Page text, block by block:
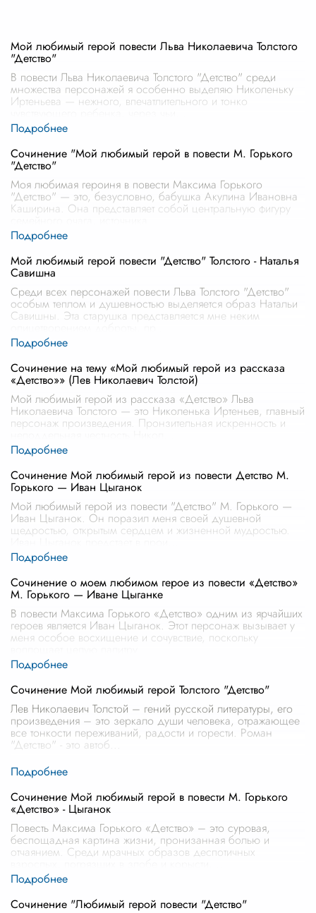
Мой любимый герой повести Льва Николаевича Толстого
"Детство"
В повести Льва Николаевича Толстого "Детство" среди
множества персонажей я особенно выделяю Николеньку
Иртеньева — нежного, впечатлительного и тонко
Сочинение "Мой любимый герой в повести М. Горького
"Детство"
Моя любимая героиня в повести Максима Горького
"Детство" — это, безусловно, бабушка Акулина Ивановна
Каширина. Она представляет собой центральную фигуру
Мой любимый герой повести "Детство" Толстого - Наталья
Савишна
Среди всех персонажей повести Льва Толстого "Детство"
особым теплом и душевностью выделяется образ Натальи
Савишны. Эта старушка представляется мне неким
Сочинение на тему «Мой любимый герой из рассказа
«Детство»» (Лев Николаевич Толстой)
Мой любимый герой из рассказа «Детство» Льва
Николаевича Толстого — это Николенька Иртеньев, главный
персонаж произведения. Пронзительная искренность и
Сочинение Мой любимый герой из повести Детство М.
Горького — Иван Цыганок
Мой любимый герой из повести "Детство" М. Горького —
Иван Цыганок. Он поразил меня своей душевной
щедростью, открытым сердцем и жизненной мудростью.
Сочинение о моем любимом герое из повести «Детство»
М. Горького — Иване Цыганке
В повести Максима Горького «Детство» одним из ярчайших
героев является Иван Цыганок. Этот персонаж вызывает у
меня особое восхищение и сочувствие, поскольку
Сочинение Мой любимый герой Толстого "Детство"
Лев Николаевич Толстой – гений русской литературы, его
произведения – это зеркало души человека, отражающее
все тонкости переживаний, радости и горести. Роман
"Детство" - это автоб
Сочинение Мой любимый герой в повести М. Горького
«Детство» - Цыганок
Повесть Максима Горького «Детство» – это суровая,
беспощадная картина жизни, пронизанная болью и
отчаянием. Среди мрачных образов деспотичных
Сочинение "Любимый герой повести "Детство"